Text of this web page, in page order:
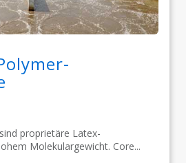
proprietäre Latex-
Molekulargewicht. Core...